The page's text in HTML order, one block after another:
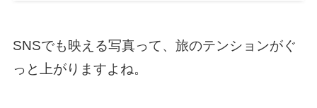
SNSでも映える写真って、旅のテンションがぐ
っと上がりますよね。